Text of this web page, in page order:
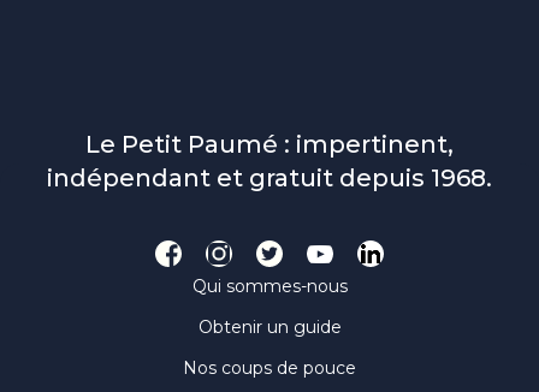
Le Petit Paumé : impertinent,
indépendant et gratuit depuis 1968.
Qui sommes-nous
Obtenir un guide
Nos coups de pouce